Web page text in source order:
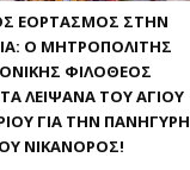
ΕΟΡΤΑΣΜΌΣ ΣΤΗΝ
Ο ΜΗΤΡΟΠΟΛΊΤΗΣ
ΦΙΛΌΘΕΟΣ
ΛΕΊΨΑΝΑ ΤΟΥ ΑΓΊΟΥ
ΓΙΑ ΤΗΝ ΠΑΝΉΓΥΡΗ
ΝΙΚΆΝΟΡΟΣ!